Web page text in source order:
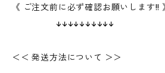
《 ご注文前に必ず確認お願いします!!
↓↓↓↓↓↓↓↓↓↓
＜＜ 発送方法について ＞＞